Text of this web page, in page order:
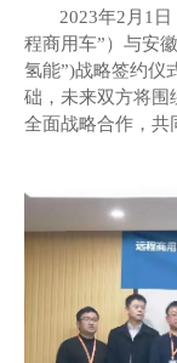
2023年2 月 1
程商用车”） 与安
氢能”)战略签约仪
础 ， 未来双方将围
全面战略合作，共